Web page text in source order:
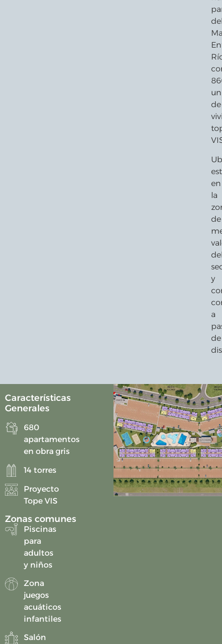
de
en
la
de
y
a
de
Características
Generales
⁠680
apartamentos
en obra gris
14 torres
Proyecto
Tope VIS
Zonas comunes
Piscinas
para
adultos
y niños
Zona
juegos
acuáticos
infantiles
⁠Salón